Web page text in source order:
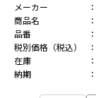
メーカー
商品名
品番
税別価格（税込）
在庫
納期